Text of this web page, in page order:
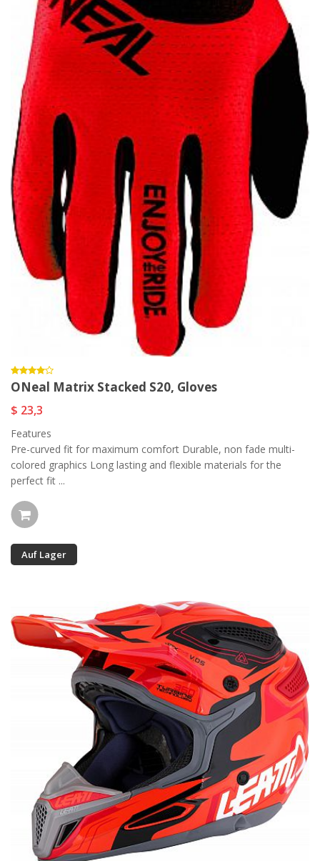
ONeal Matrix Stacked S20, Gloves
$ 23,3
Features
Pre-curved fit for maximum comfort Durable, non fade multi-
colored graphics Long lasting and flexible materials for the
perfect fit ...
Auf Lager